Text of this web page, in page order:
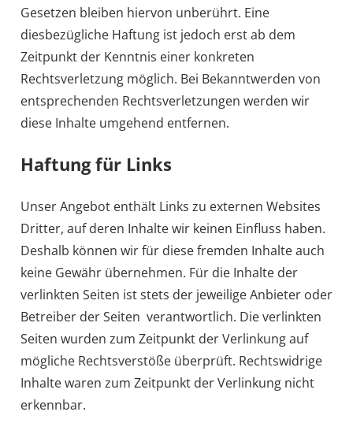
Gesetzen bleiben hiervon unberührt. Eine
diesbezügliche Haftung ist jedoch erst ab dem
Zeitpunkt der Kenntnis einer konkreten
Rechtsverletzung möglich. Bei Bekanntwerden von
entsprechenden Rechtsverletzungen werden wir
diese Inhalte umgehend entfernen.
Haftung für Links
Unser Angebot enthält Links zu externen Websites
Dritter, auf deren Inhalte wir keinen Einfluss haben.
Deshalb können wir für diese fremden Inhalte auch
keine Gewähr übernehmen. Für die Inhalte der
verlinkten Seiten ist stets der jeweilige Anbieter oder
Betreiber der Seiten verantwortlich. Die verlinkten
Seiten wurden zum Zeitpunkt der Verlinkung auf
mögliche Rechtsverstöße überprüft. Rechtswidrige
Inhalte waren zum Zeitpunkt der Verlinkung nicht
erkennbar.